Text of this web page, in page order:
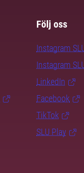
Följ oss
Instagram
Instagram
LinkedIn
Facebook
TikTok
SLU Play